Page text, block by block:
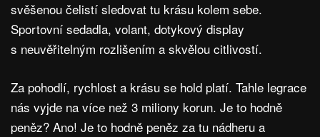
svěšenou čelistí sledovat tu krásu kolem sebe.
Sportovní sedadla, volant, dotykový display
s neuvěřitelným rozlišením a skvělou citlivostí.
Za pohodlí, rychlost a krásu se hold platí. Tahle legrace
nás vyjde na více než 3 miliony korun. Je to hodně
peněz? Ano! Je to hodně peněz za tu nádheru a